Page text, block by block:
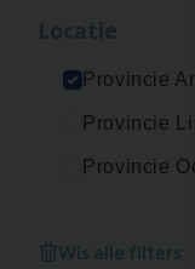
Provincie
Provincie
Provincie
Wis alle filters